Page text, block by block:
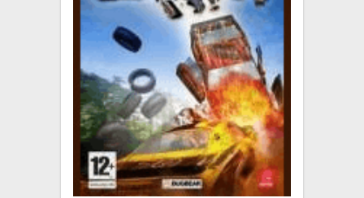
DOPRAVA
XZONE KLUB
TCG & BOARDGAME HUB
VÝKUP HER (BAZAR)